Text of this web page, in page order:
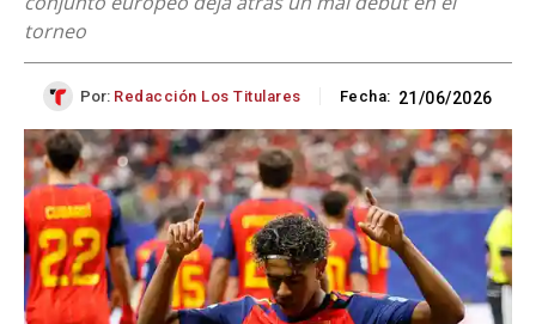
torneo
Por: Redacción Los Titulares Fecha: 21/06/2026